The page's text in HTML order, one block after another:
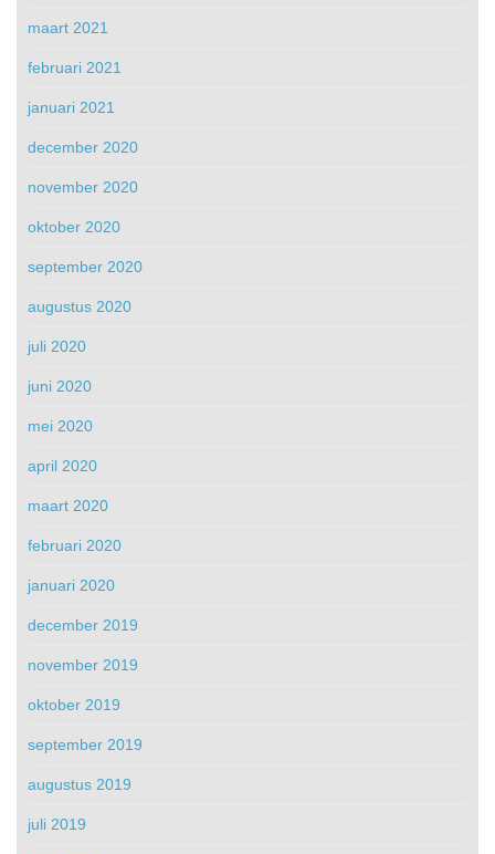
maart 2021
februari 2021
januari 2021
december 2020
november 2020
oktober 2020
september 2020
augustus 2020
juli 2020
juni 2020
mei 2020
april 2020
maart 2020
februari 2020
januari 2020
december 2019
november 2019
oktober 2019
september 2019
augustus 2019
juli 2019